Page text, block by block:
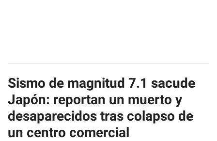
Sismo de magnitud 7.1 sacude
Japón: reportan un muerto y
desaparecidos tras colapso de
un centro comercial